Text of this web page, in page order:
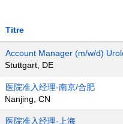
Titre
Account Manager (m/w/d)
Stuttgart, DE
医院准入经理-南京/合肥
Nanjing, CN
医院准入经理-上海